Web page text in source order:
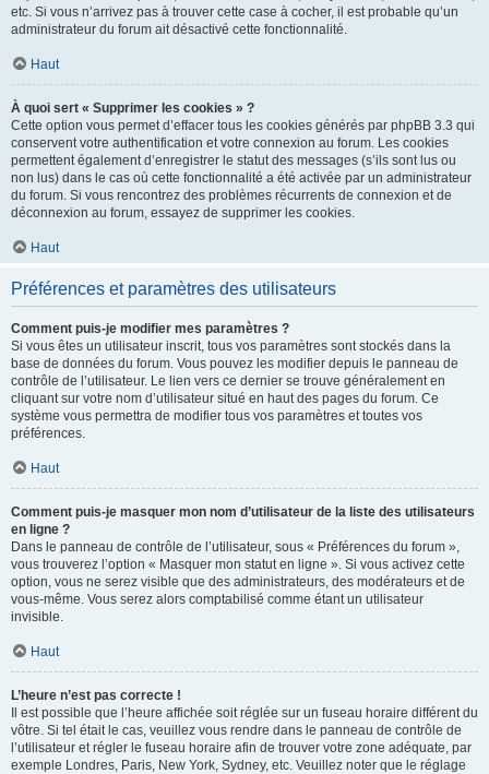
etc. Si vous n’arrivez pas à trouver cette case à cocher, il est probable qu’un
administrateur du forum ait désactivé cette fonctionnalité.
Haut
À quoi sert « Supprimer les cookies » ?
Cette option vous permet d’effacer tous les cookies générés par phpBB 3.3 qui
conservent votre authentification et votre connexion au forum. Les cookies
permettent également d’enregistrer le statut des messages (s’ils sont lus ou
non lus) dans le cas où cette fonctionnalité a été activée par un administrateur
du forum. Si vous rencontrez des problèmes récurrents de connexion et de
déconnexion au forum, essayez de supprimer les cookies.
Haut
Préférences et paramètres des utilisateurs
Comment puis-je modifier mes paramètres ?
Si vous êtes un utilisateur inscrit, tous vos paramètres sont stockés dans la
base de données du forum. Vous pouvez les modifier depuis le panneau de
contrôle de l’utilisateur. Le lien vers ce dernier se trouve généralement en
cliquant sur votre nom d’utilisateur situé en haut des pages du forum. Ce
système vous permettra de modifier tous vos paramètres et toutes vos
préférences.
Haut
Comment puis-je masquer mon nom d’utilisateur de la liste des utilisateurs
en ligne ?
Dans le panneau de contrôle de l’utilisateur, sous « Préférences du forum »,
vous trouverez l’option « Masquer mon statut en ligne ». Si vous activez cette
option, vous ne serez visible que des administrateurs, des modérateurs et de
vous-même. Vous serez alors comptabilisé comme étant un utilisateur
invisible.
Haut
L’heure n’est pas correcte !
Il est possible que l’heure affichée soit réglée sur un fuseau horaire différent du
vôtre. Si tel était le cas, veuillez vous rendre dans le panneau de contrôle de
l’utilisateur et régler le fuseau horaire afin de trouver votre zone adéquate, par
exemple Londres, Paris, New York, Sydney, etc. Veuillez noter que le réglage